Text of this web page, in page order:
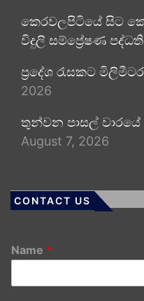
කෙරවලපිටියේ සිට
විදුලි සම්ප්‍රේෂණ
ප්‍රදේශ රැසකට
2026
තුන්වන පාසල්
August 7, 2026
CONTACT US
Name *